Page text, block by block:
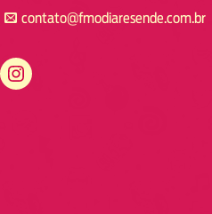
contato@fmodiaresende.com.br
https://www.instagram.com/fmodiaresende